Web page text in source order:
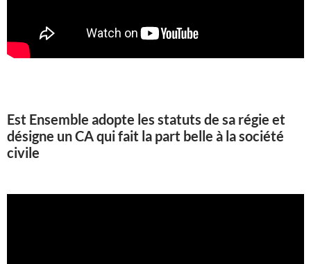
Est Ensemble adopte les statuts de sa régie et
désigne un CA qui fait la part belle à la société
civile